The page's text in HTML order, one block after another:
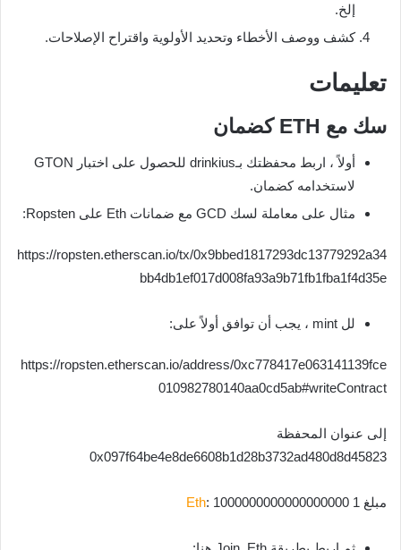
إلخ.
كشف ووصف الأخطاء وتحديد الأولوية واقتراح الإصلاحات.
تعليمات
سك مع ETH كضمان
أولاً ، اربط محفظتك بـdrinkius للحصول على اختبار GTON
لاستخدامه كضمان.
مثال على معاملة لسك GCD مع ضمانات Eth على Ropsten:
https://ropsten.etherscan.io/tx/0x9bbed1817293dc13779292a34
bb4db1ef017d008fa93a9b71fb1fba1f4d35e
لل mint ، يجب أن توافق أولاً على:
https://ropsten.etherscan.io/address/0xc778417e063141139fce
010982780140aa0cd5ab#writeContract
إلى عنوان المحفظة
0x097f64be4e8de6608b1d28b3732ad480d8d45823
مبلغ 1 Eth: 1000000000000000000